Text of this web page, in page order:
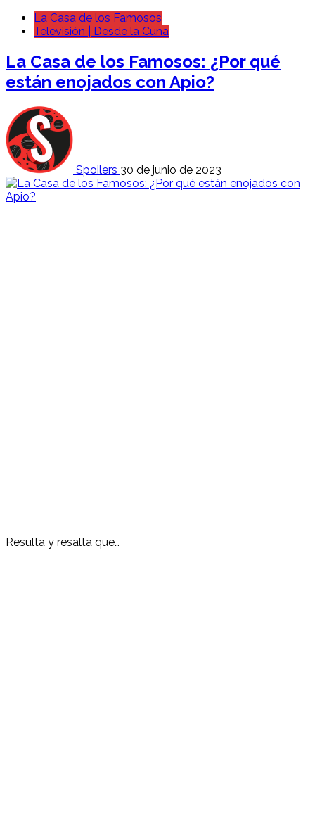
La Casa de los Famosos
Televisión | Desde la Cuna
La Casa de los Famosos: ¿Por qué
están enojados con Apio?
Spoilers 30 de junio de 2023
Resulta y resalta que…